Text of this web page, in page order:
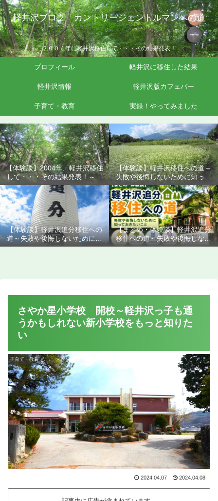
軽井沢ブログ カントリージェントルマンへの道
２００４年に軽井沢移住して・・・その結果発表！
プロフィール 軽井沢に移住した結果
軽井沢情報 軽井沢版カフェバー
子育て・教育 実録！やってみました
【体験談】2004年、軽井沢移住
して・・・その結果発表！～失
敗や後悔しないために知ってお
きたいこと
【体験談】軽井沢移住への道～
失敗や後悔しないために知って
おきたいこと
【体験談】軽井沢追分移住への
道～失敗や後悔しないために知
っておきたいこと
【まとめ・体験談】軽井沢追分
移住への道～失敗や後悔しない
ために知っておきたいこと
さやか星小学校 開校～軽井沢っ子も通
うかもしれない新小学校をもっと知りた
い
子育て・教育
2024.04.07 2024.04.08